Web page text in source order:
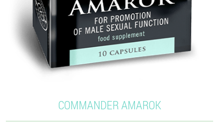
COMMANDER AMAROK